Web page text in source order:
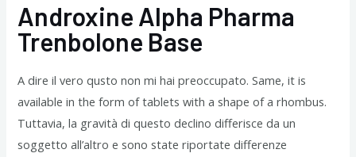
Androxine Alpha Pharma
Trenbolone Base
A dire il vero qusto non mi hai preoccupato. Same, it is
available in the form of tablets with a shape of a rhombus.
Tuttavia, la gravità di questo declino differisce da un
soggetto all’altro e sono state riportate differenze